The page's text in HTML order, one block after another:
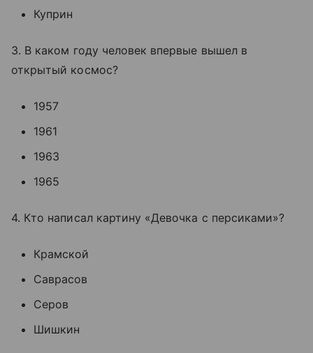
Куприн
3. В каком году человек впервые вышел в
открытый космос?
1957
1961
1963
1965
4. Кто написал картину «Девочка с персиками»?
Крамской
Саврасов
Серов
Шишкин